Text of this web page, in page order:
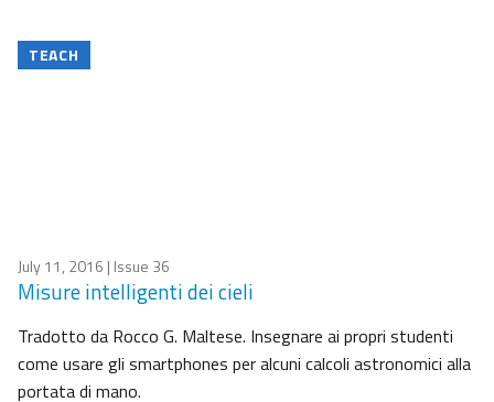
TEACH
July 11, 2016 | Issue 36
Misure intelligenti dei cieli
Tradotto da Rocco G. Maltese. Insegnare ai propri studenti
come usare gli smartphones per alcuni calcoli astronomici alla
portata di mano.